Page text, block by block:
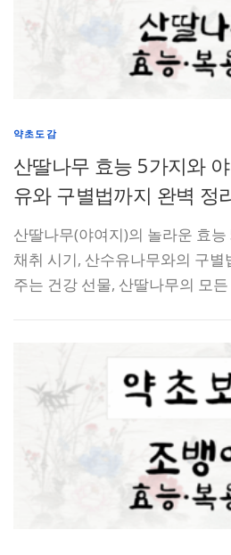
약초도감
산딸나무 효능 5가지와
유와 구별법까지 완벽 정
산딸나무(야여지)의 놀라운 효
채취 시기, 산수유나무와의 구별
주는 건강 선물, 산딸나무의 모